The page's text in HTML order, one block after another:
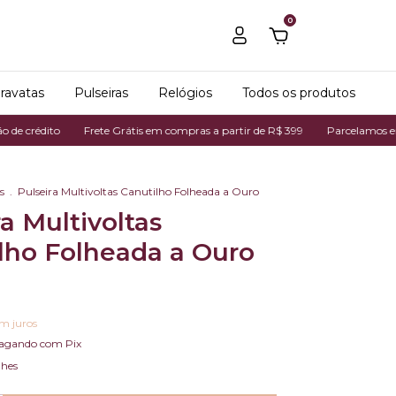
0
Pulseiras Relógios Todos os produtos
Frete Grátis em compras a partir de R$ 399 Parcelamos em até 7x
. Pulseira Multivoltas Canutilho Folheada a Ouro
Multivoltas
Folheada a Ouro
juros
com Pix